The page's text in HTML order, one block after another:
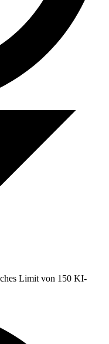
Limit von 150 KI-